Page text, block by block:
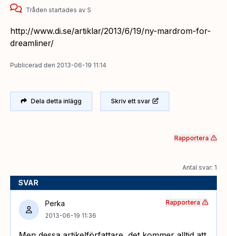
Tråden startades av S
http://www.di.se/artiklar/2013/6/19/ny-mardrom-for-
dreamliner/
Publicerad den 2013-06-19 11:14
Dela detta inlägg Skriv ett svar
Rapportera
Antal svar: 1
SVAR
Perka
2013-06-19 11:36
Rapportera